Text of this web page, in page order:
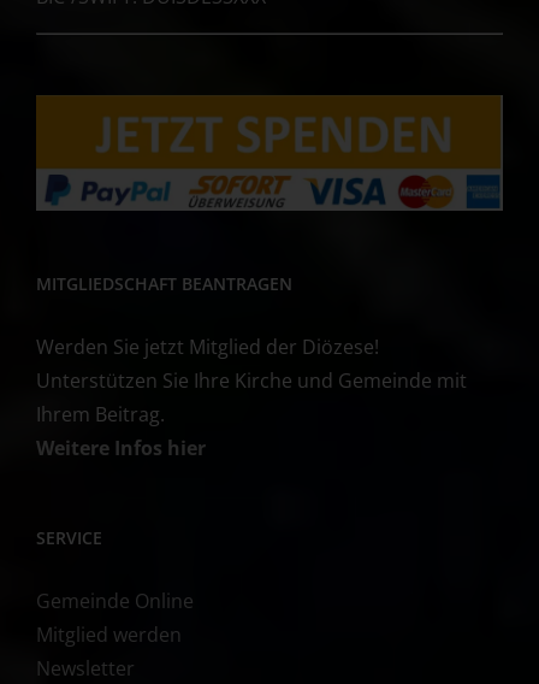
MITGLIEDSCHAFT BEANTRAGEN
Werden Sie jetzt Mitglied der Diözese!
Unterstützen Sie Ihre Kirche und Gemeinde mit
Ihrem Beitrag.
Weitere Infos hier
SERVICE
Gemeinde Online
Mitglied werden
Newsletter